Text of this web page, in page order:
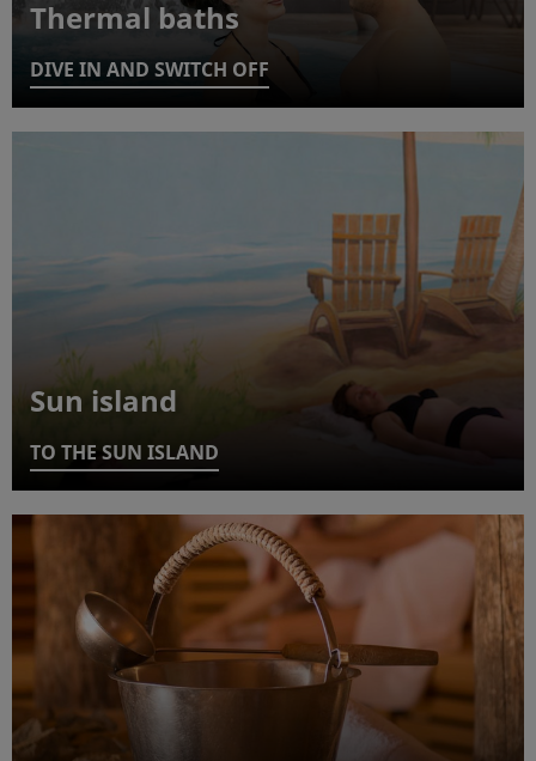
Thermal baths
DIVE IN AND SWITCH OFF
Sun island
TO THE SUN ISLAND